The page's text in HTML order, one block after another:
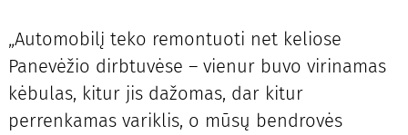
„Automobilį teko remontuoti net keliose
Panevėžio dirbtuvėse – vienur buvo virinamas
kėbulas, kitur jis dažomas, dar kitur
perrenkamas variklis, o mūsų bendrovės